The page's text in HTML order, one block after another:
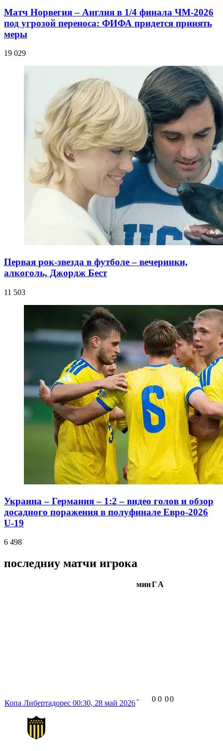
Матч Норвегия – Англия в 1/4 финала ЧМ-2026
под угрозой переноса: ФИФА придется принять
меры
19 029
Первая рок-звезда в футболе – вечеринки,
алкоголь, Джордж Бест
11 503
Украина – Германия – 1:2 – видео голов и обзор
досадного поражения в полуфинале Евро-2026
U-19
6 498
последниу матчи игрока
минГА
Копа Либертадорес 00:30, 28 май 2026- 0 0 00